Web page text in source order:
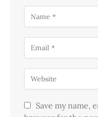
Save my name,